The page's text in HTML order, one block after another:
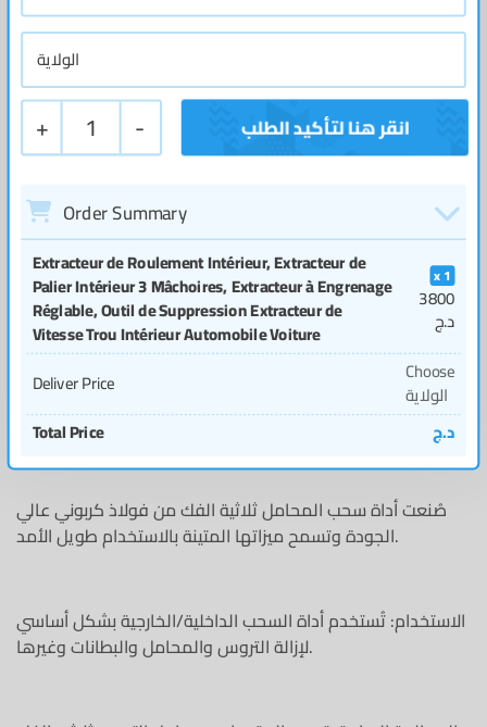
+ 1 -
Order Summary
Extracteur de Roulement Intérieur, Extracteur de
Palier Intérieur 3 Mâchoires, Extracteur à Engrenage
Réglable, Outil de Suppression Extracteur de
Vitesse Trou Intérieur Automobile Voiture
1
3800
د.ج
Deliver Price
Choose
الولاية
Total Price
د.ج
صُنعت أداة سحب المحامل ثلاثية الفك من فولاذ كربوني عالي
الجودة وتسمح ميزاتها المتينة بالاستخدام طويل الأمد.
الاستخدام: تُستخدم أداة السحب الداخلية/الخارجية بشكل أساسي
لإزالة التروس والمحامل والبطانات وغيرها.